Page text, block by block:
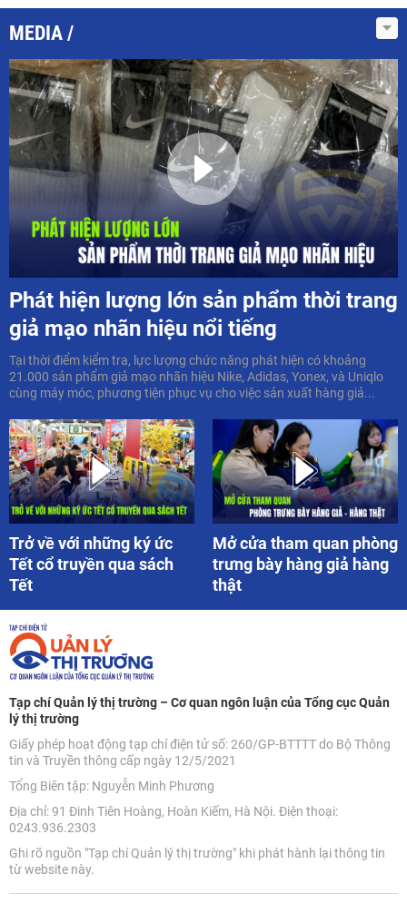
MEDIA
Phát hiện lượng lớn sản phẩm thời trang
giả mạo nhãn hiệu nổi tiếng
Tại thời điểm kiểm tra, lực lượng chức năng phát hiện có khoảng
21.000 sản phẩm giả mạo nhãn hiệu Nike, Adidas, Yonex, và Uniqlo
cùng máy móc, phương tiện phục vụ cho việc sản xuất hàng giả...
Trở về với những ký ức
Tết cổ truyền qua sách
Tết
Mở cửa tham quan phòng
trưng bày hàng giả hàng
thật
Tạp chí Quản lý thị trường – Cơ quan ngôn luận của Tổng cục Quản
lý thị trường
Giấy phép hoạt động tạp chí điện tử số: 260/GP-BTTTT do Bộ Thông
tin và Truyền thông cấp ngày 12/5/2021
Tổng Biên tập: Nguyễn Minh Phương
Địa chỉ: 91 Đinh Tiên Hoàng, Hoàn Kiếm, Hà Nội. Điện thoại:
0243.936.2303
Ghi rõ nguồn "Tạp chí Quản lý thị trường" khi phát hành lại thông tin
từ website này.